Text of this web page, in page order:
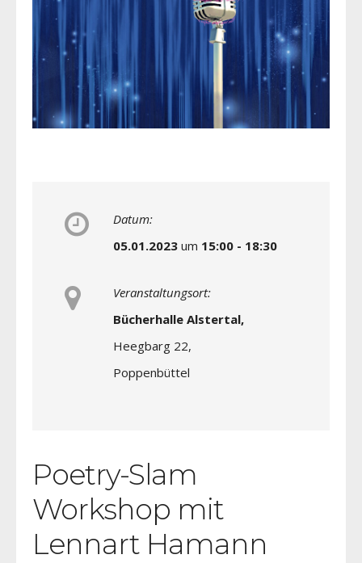
Datum:
05.01.2023 um 15:00 - 18:30
Veranstaltungsort:
Bücherhalle Alstertal,
Heegbarg 22,
Poppenbüttel
Poetry-Slam
Workshop mit
Lennart Hamann